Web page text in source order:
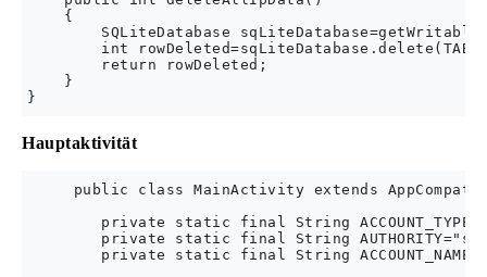
    {
SQLiteDatabase
int
        return rowDeleted;
    }
Hauptaktivität
public class MainActivity extends
private static final String
private static final String
private static final String